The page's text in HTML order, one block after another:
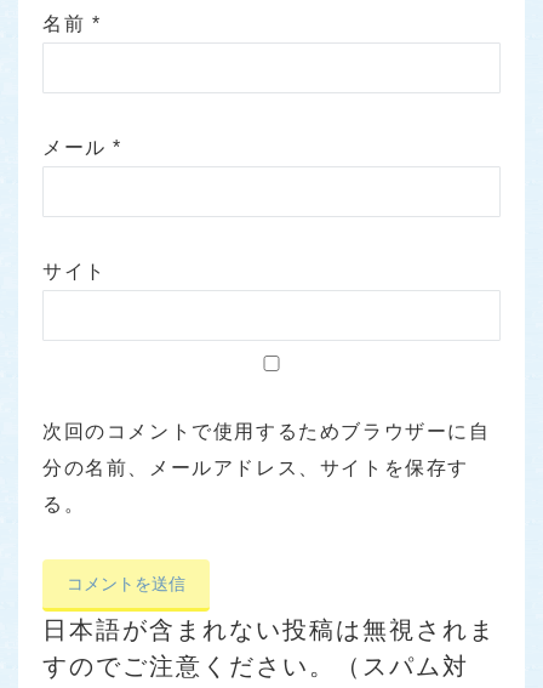
名前 *
メール*
サイト
次回のコメントで使用するためブラウザーに自
分の名前、メールアドレス、サイトを保存す
る。
日本語が含まれない投稿は無視されま
すのでご注意ください。（スパム対